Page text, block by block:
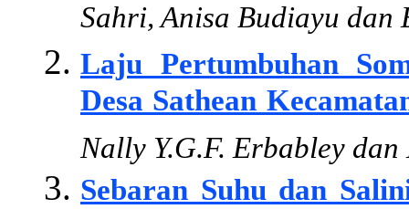
Sahri, Anisa Budiayu dan
Laju Pertumbuhan
Desa Sathean
Nally Y.G.F. Erbabley
Sebaran Suhu dan